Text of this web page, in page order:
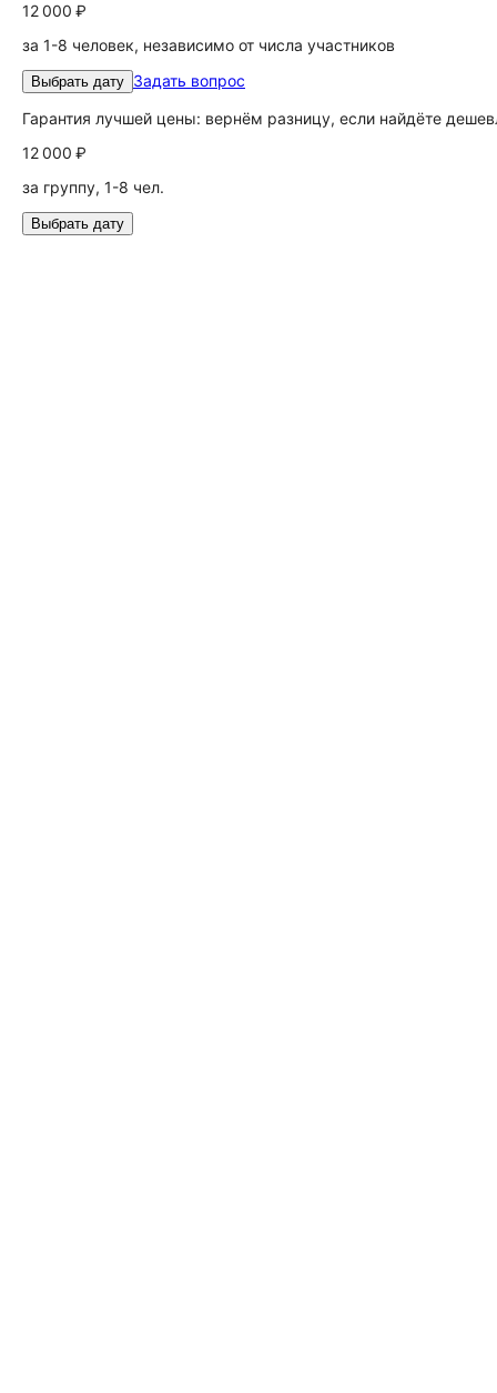
12 000 ₽
за 1-8 человек, независимо от числа участников
Выбрать дату Задать вопрос
Гарантия лучшей цены: вернём разницу, если найдёте
12 000 ₽
за группу, 1-8 чел.
Выбрать дату